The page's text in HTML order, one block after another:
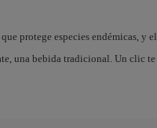
protege especies endémicas, y el
una bebida tradicional. Un clic te